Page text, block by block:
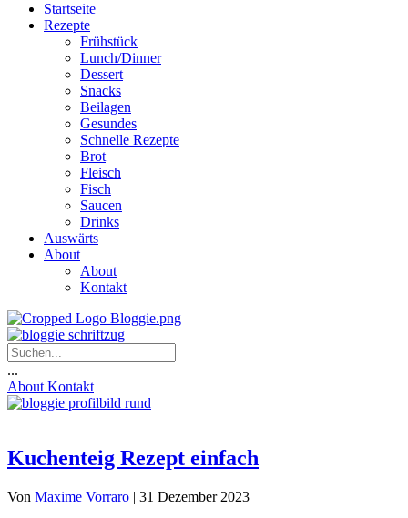
Startseite
Rezepte
Frühstück
Lunch/Dinner
Dessert
Snacks
Beilagen
Gesundes
Schnelle Rezepte
Brot
Fleisch
Fisch
Saucen
Drinks
Auswärts
About
About
Kontakt
...
About Kontakt
Kuchenteig Rezept einfach
Von Maxime Vorraro | 31 Dezember 2023